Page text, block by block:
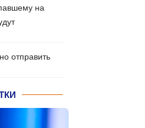
на
отправить